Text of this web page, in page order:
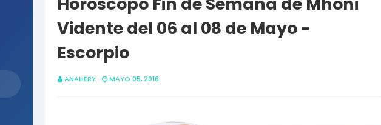
Vidente del 06 al 08 de Mayo -
Escorpio
ANAHERY MAYO 05, 2016